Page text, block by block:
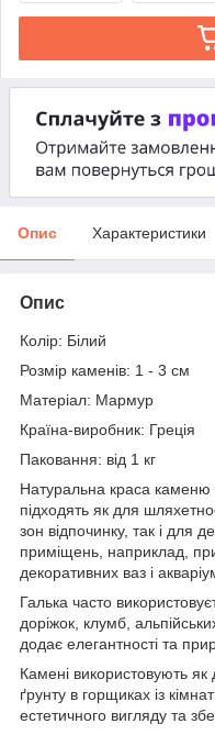
Опис Характеристики
Опис
Колір: Білий
Розмір каменів: 1 - 3 см
Матеріал: Мармур
Країна-виробник: Греція
Паковання: від 1 кг
Натуральна краса каменю
підходять як для
зон відпочинку, так і для
приміщень, наприклад,
декоративних ваз і
Галька часто
доріжок, клумб,
додає елегантності та
Камені використовують
ґрунту в горщиках із
естетичного вигляду та